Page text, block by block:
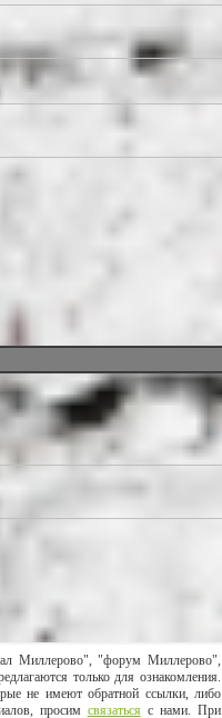
Миллерово", "форум Миллерово",
только для ознакомления.
не имеют обратной ссылки, либо
просим связатьсяс нами. При